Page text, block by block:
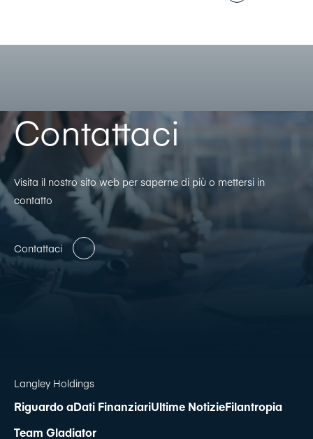
Contattaci
Visita il nostro sito web per saperne di più o mettersi in
contatto
Contattaci
Langley Holdings
Riguardo aDati FinanziariUltime NotizieFilantropia
Team Gladiator